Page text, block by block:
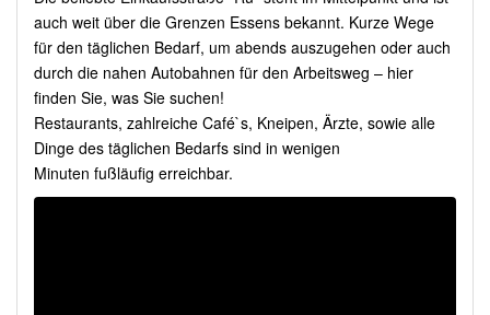
auch weit über die Grenzen Essens bekannt. Kurze Wege
für den täglichen Bedarf, um abends auszugehen oder auch
durch die nahen Autobahnen für den Arbeitsweg – hier
finden Sie, was Sie suchen!
Restaurants, zahlreiche Café`s, Kneipen, Ärzte, sowie alle
Dinge des täglichen Bedarfs sind in wenigen
Minuten fußläufig erreichbar.